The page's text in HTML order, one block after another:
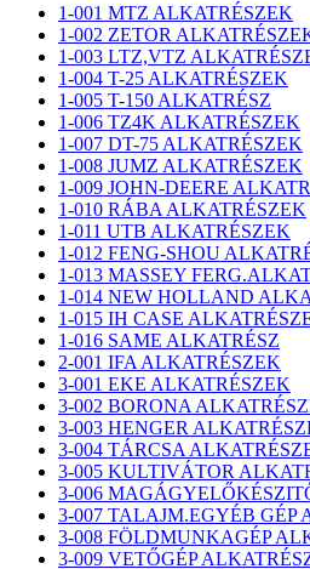
1-001 MTZ ALKATRÉSZEK
1-002 ZETOR
1-003 LTZ,VTZ
1-004 T-25 ALKATRÉSZEK
1-005 T-150 ALKATRÉSZ
1-006 TZ4K ALKATRÉSZEK
1-007 DT-75 ALKATRÉSZEK
1-008 JUMZ ALKATRÉSZEK
1-009 JOHN-DEERE
1-010 RÁBA ALKATRÉSZEK
1-011 UTB ALKATRÉSZEK
1-012 FENG-SHOU
1-013 MASSEY
1-014 NEW HOLLAND
1-015 IH CASE
1-016 SAME ALKATRÉSZ
2-001 IFA ALKATRÉSZEK
3-001 EKE ALKATRÉSZEK
3-002 BORONA
3-003 HENGER
3-004 TÁRCSA
3-005 KULTIVÁTOR
3-006
3-007 TALAJM.EGYÉB GÉP
3-008 FÖLDMUNKAGÉP
3-009 VETŐGÉP